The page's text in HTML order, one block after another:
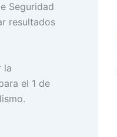
Seguridad
resultados
la
el 1 de